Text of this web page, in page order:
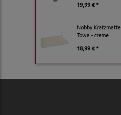
19,99 € *
Nobby Kratzmatte
Towa - creme
18,99 € *